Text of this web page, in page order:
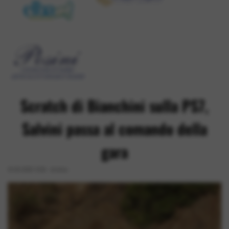
Scratch di Bianchini sulla PS7,
Salvini passa al comando della
gara